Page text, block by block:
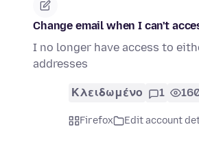
Change email when I can't
I no longer have access to
addresses
Κλειδωμένο 1
Firefox Edit account